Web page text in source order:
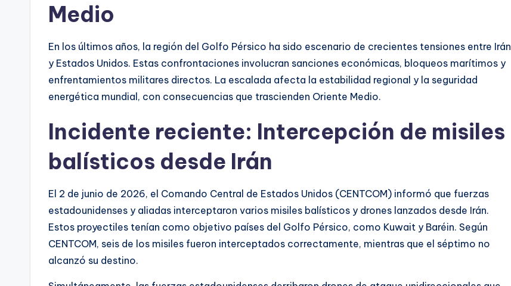
Medio
En los últimos años, la región del Golfo Pérsico ha sido escenario de crecientes tensiones entre Irán
y Estados Unidos. Estas confrontaciones involucran sanciones económicas, bloqueos marítimos y
enfrentamientos militares directos. La escalada afecta la estabilidad regional y la seguridad
energética mundial, con consecuencias que trascienden Oriente Medio.
Incidente reciente: Intercepción de misiles
balísticos desde Irán
El 2 de junio de 2026, el Comando Central de Estados Unidos (CENTCOM) informó que fuerzas
estadounidenses y aliadas interceptaron varios misiles balísticos y drones lanzados desde Irán.
Estos proyectiles tenían como objetivo países del Golfo Pérsico, como Kuwait y Baréin. Según
CENTCOM, seis de los misiles fueron interceptados correctamente, mientras que el séptimo no
alcanzó su destino.